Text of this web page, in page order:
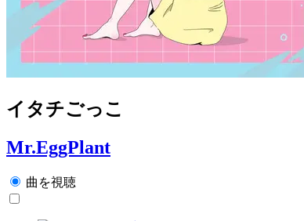
イタチごっこ
Mr.EggPlant
曲を視聴